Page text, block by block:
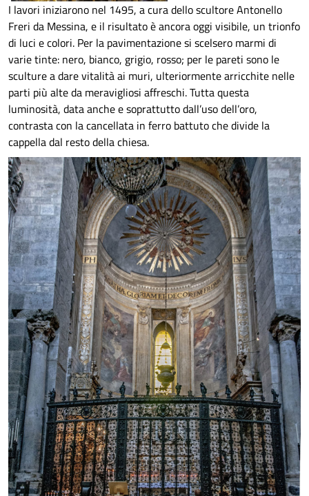
I lavori iniziarono nel 1495, a cura dello scultore Antonello
Freri da Messina, e il risultato è ancora oggi visibile, un trionfo
di luci e colori. Per la pavimentazione si scelsero marmi di
varie tinte: nero, bianco, grigio, rosso; per le pareti sono le
sculture a dare vitalità ai muri, ulteriormente arricchite nelle
parti più alte da meravigliosi affreschi. Tutta questa
luminosità, data anche e soprattutto dall’uso dell’oro,
contrasta con la cancellata in ferro battuto che divide la
cappella dal resto della chiesa.